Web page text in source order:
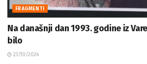
FRAGMENTI
Na današnji dan 1993. godine iz
bilo
23/10/2024